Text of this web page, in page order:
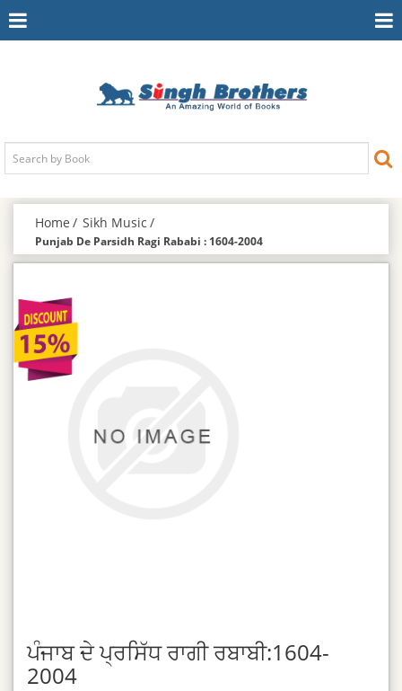
Toggle
Home Sikh Music
Punjab De Parsidh Ragi Rababi : 1604-2004
ਪੰਜਾਬ ਦੇ ਪ੍ਰਸਿੱਧ ਰਾਗੀ ਰਬਾਬੀ:1604-
2004